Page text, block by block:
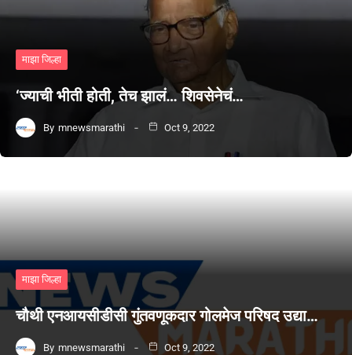
माझा जिल्हा
‘ज्याची भीती होती, तेच झालं… शिवसेनेचं…
By mnewsmarathi Oct 9, 2022
माझा जिल्हा
चौथी एनआयसीडीसी गुंतवणूकदार गोलमेज परिषद उद्या…
By mnewsmarathi Oct 9, 2022